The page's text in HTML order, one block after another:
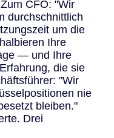
CFO: "Wir
durchschnittlich
um die
Ihre
— und Ihre
die sie
"Wir
nie
bleiben."
Drei